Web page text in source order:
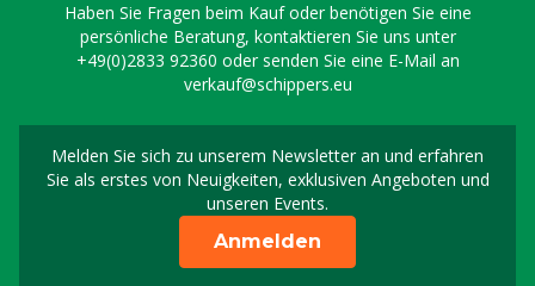
Haben Sie Fragen beim Kauf oder benötigen Sie eine
persönliche Beratung, kontaktieren Sie uns unter
+49(0)2833 92360 oder senden Sie eine E-Mail an
verkauf@schippers.eu
Melden Sie sich zu unserem Newsletter an und erfahren
Sie als erstes von Neuigkeiten, exklusiven Angeboten und
unseren Events.
Melden Sie sich für
Anmelden